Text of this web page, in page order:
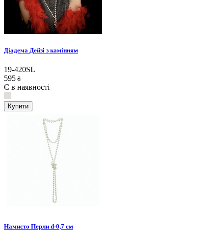
Діадема Дейзі з камінням
19-420SL
595 ₴
Є в наявності
Купити
Намисто Перли d-0,7 см